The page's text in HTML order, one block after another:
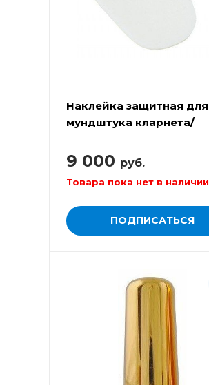
Наклейка защитная для
мундштука кларнета/
9 000 руб.
Товара пока нет в наличии
ПОДПИСАТЬСЯ